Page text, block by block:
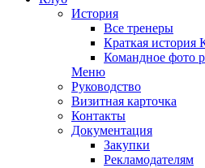
История
Все тренеры
Краткая история
Командное фото
Меню
Руководство
Визитная карточка
Контакты
Документация
Закупки
Рекламодателям